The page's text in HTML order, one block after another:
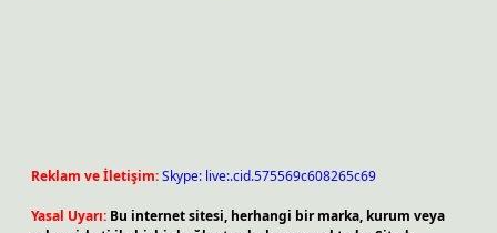
Reklam ve İletişim:Skype: live:.cid.575569c608265c69
Yasal Uyarı: Bu internet sitesi, herhangi bir marka, kurum veya